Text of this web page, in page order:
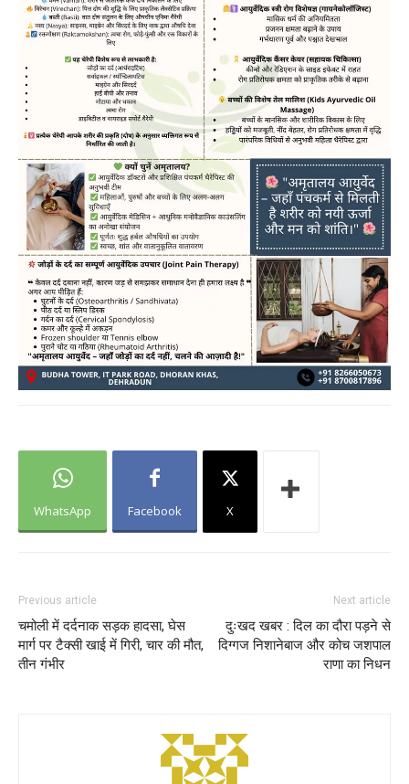
WhatsApp Facebook X
Previous article
चमोली में दर्दनाक सड़क हादसा, घेस
मार्ग पर टैक्सी खाई में गिरी, चार की मौत,
तीन गंभीर
Next article
दुःखद खबर : दिल का दौरा पड़ने से
दिग्गज निशानेबाज और कोच जशपाल
राणा का निधन